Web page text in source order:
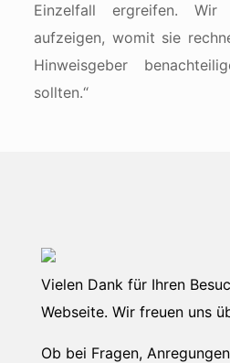
Einzelfall ergreifen. Wir
aufzeigen, womit sie
Hinweisgeber
sollten.“
Vielen Dank für Ihren
Webseite. Wir freuen uns
Ob bei Fragen,